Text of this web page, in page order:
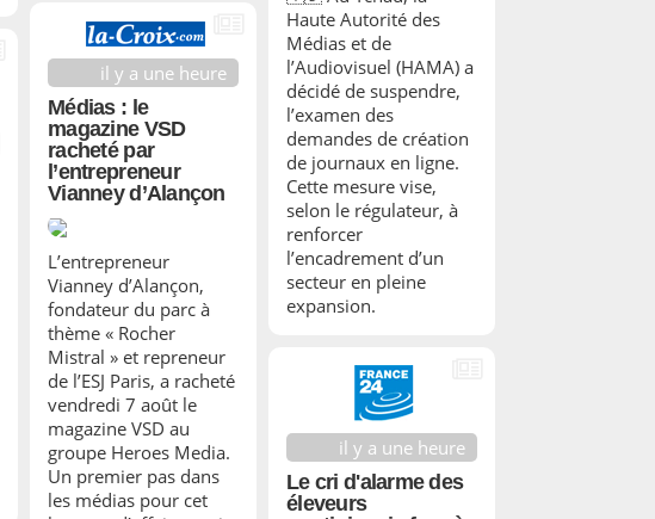
Haute Autorité des
Médias et de
l’Audiovisuel (HAMA) a
décidé de suspendre,
l’examen des
demandes de création
de journaux en ligne.
Cette mesure vise,
selon le régulateur, à
renforcer
l’encadrement d’un
secteur en pleine
expansion.
il y a une heure
Médias : le
magazine VSD
racheté par
l’entrepreneur
Vianney d’Alançon
L’entrepreneur
Vianney d’Alançon,
fondateur du parc à
thème « Rocher
Mistral » et repreneur
de l’ESJ Paris, a racheté
vendredi 7 août le
magazine VSD au
groupe Heroes Media.
Un premier pas dans
les médias pour cet
il y a une heure
Le cri d'alarme des
éleveurs